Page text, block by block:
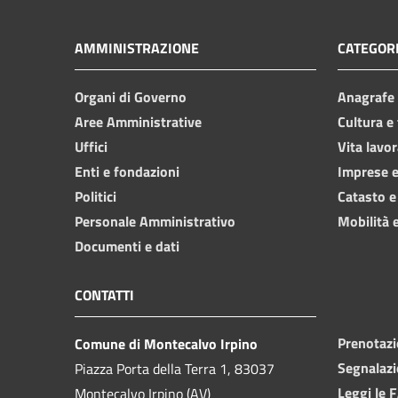
AMMINISTRAZIONE
Organi di Governo
Aree Amministrative
Uffici
Enti e fondazioni
Politici
Personale Amministrativo
Documenti e dati
Cultura
Vita
Imprese
Catasto
Mobilità
CONTATTI
Comune di Montecalvo Irpino
Piazza Porta della Terra 1, 83037
Montecalvo Irpino (AV)
Leggi le